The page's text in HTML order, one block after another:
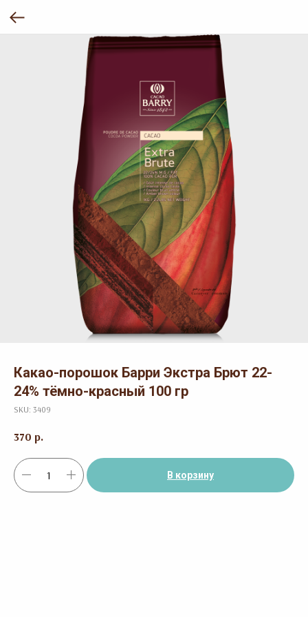
Какао-порошок Барри Экстра Брют 22-
24% тёмно-красный 100 гр
SKU: 3409
370 р.
В корзину